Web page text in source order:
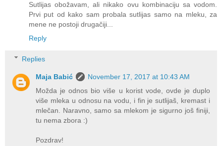
Sutlijas obožavam, ali nikako ovu kombinaciju sa vodom.
Prvi put od kako sam probala sutlijas samo na mleku, za
mene ne postoji drugačiji...
Reply
Replies
Maja Babić
November 17, 2017 at 10:43 AM
Možda je odnos bio više u korist vode, ovde je duplo
više mleka u odnosu na vodu, i fin je sutlijaš, kremast i
mlečan. Naravno, samo sa mlekom je sigurno još finiji,
tu nema zbora :)
Pozdrav!